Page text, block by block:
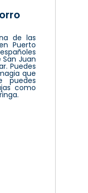
de las
Puerto
Juan
Puedes
que
puedes
como